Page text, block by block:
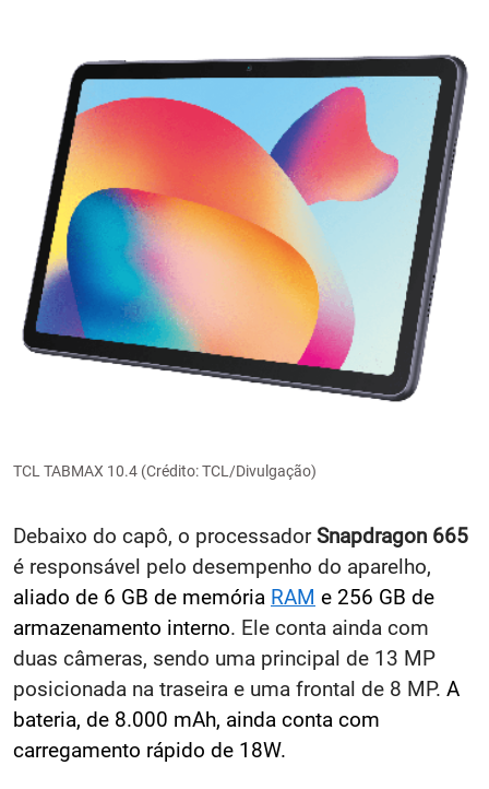
TCL TABMAX 10.4 (Crédito: TCL/Divulgação)
Debaixo do capô, o processadorSnapdragon 665
é responsável pelo desempenho do aparelho,
aliado de 6 GB de memória RAM e 256 GB de
armazenamento interno. Ele conta ainda com
duas câmeras, sendo uma principal de 13 MP
posicionada na traseira e uma frontal de 8 MP. A
bateria, de 8.000 mAh, ainda conta com
carregamento rápido de 18W.